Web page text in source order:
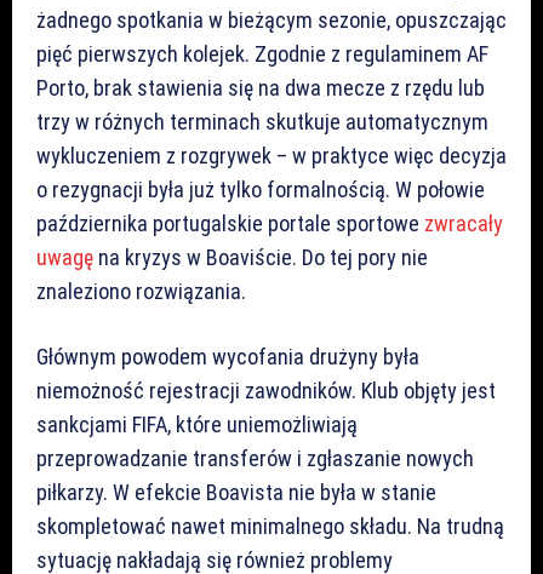
żadnego spotkania w bieżącym sezonie, opuszczając
pięć pierwszych kolejek. Zgodnie z regulaminem AF
Porto, brak stawienia się na dwa mecze z rzędu lub
trzy w różnych terminach skutkuje automatycznym
wykluczeniem z rozgrywek – w praktyce więc decyzja
o rezygnacji była już tylko formalnością. W połowie
października portugalskie portale sportowe zwracały
uwagę na kryzys w Boaviście. Do tej pory nie
znaleziono rozwiązania.
Głównym powodem wycofania drużyny była
niemożność rejestracji zawodników. Klub objęty jest
sankcjami FIFA, które uniemożliwiają
przeprowadzanie transferów i zgłaszanie nowych
piłkarzy. W efekcie Boavista nie była w stanie
skompletować nawet minimalnego składu. Na trudną
sytuację nakładają się również problemy